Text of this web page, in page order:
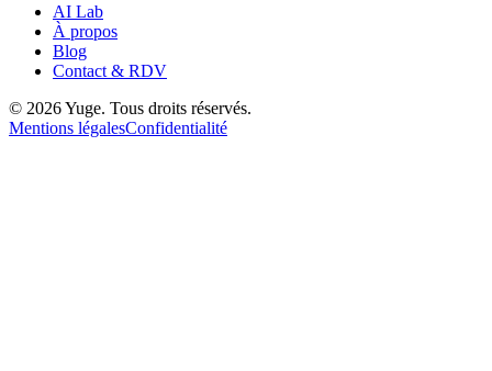
AI Lab
À propos
Blog
Contact & RDV
© 2026 Yuge. Tous droits réservés.
Mentions légalesConfidentialité